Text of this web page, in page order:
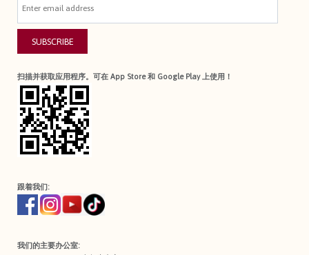
SUBSCRIBE
扫描并获取应用程序。可在 App Store 和 Google Play 上使用！
跟着我们:
我们的主要办公室: